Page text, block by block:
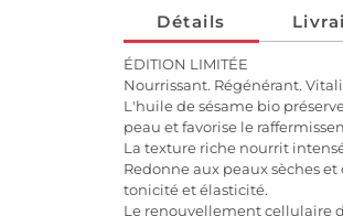
Détails
ÉDITION LIMITÉE
Nourrissant. Régénérant.
L'huile de sésame bio
peau et favorise le
La texture riche nourrit
Redonne aux peaux sèches et
tonicité et élasticité.
Le renouvellement cellulaire